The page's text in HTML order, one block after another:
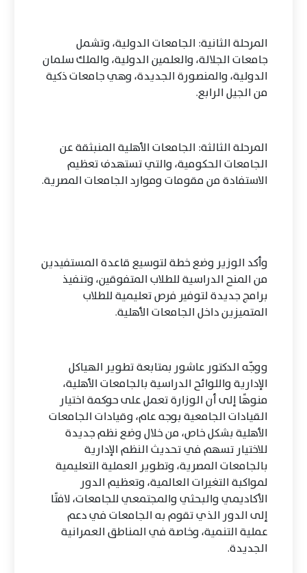
المرحلة الثانية: الجامعات الدولية، وتشمل
جامعات الجلالة، والعلمين الدولية، والملك سلمان
الدولية، والمنصورة الجديدة، وهي جامعات ذكية
من الجيل الرابع.
المرحلة الثالثة: الجامعات الأهلية المنبثقة عن
الجامعات الحكومية، والتي تستهدف تعظيم
الاستفادة من مقومات وموارد الجامعات المصرية.
وأكد الوزير وضع خطة لتوسيع قاعدة المستفيدين
من المنح الدراسية للطلاب المتفوقين، وتنفيذ
برامج جديدة لتوفير فرص تعليمية للطلاب
المتميزين داخل الجامعات الأهلية.
ووجّه الدكتور عاشور بمتابعة تطوير الهياكل
الإدارية واللوائح الدراسية بالجامعات الأهلية،
منوهًا إلى أن الوزارة تعمل على حوكمة اختيار
القيادات الجامعية بوجه عام، وقيادات الجامعات
الأهلية بشكل خاص، من خلال وضع نظم جديدة
للاختيار تسهم في تحديث النظم الإدارية
بالجامعات المصرية، وتطوير العملية التعليمية
لمواكبة التغيرات العالمية، وتعظيم الدور
الأكاديمي والبحثي والمجتمعي للجامعات، لافتًا
إلى الدور الذي تقوم به الجامعات في دعم
عملية التنمية، وخاصة في المناطق العمرانية
الجديدة.